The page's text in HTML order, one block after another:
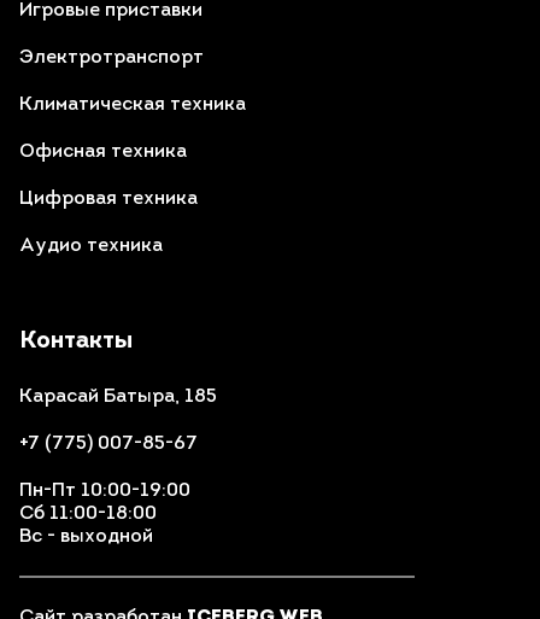
Контакты
Карасай Батыра, 185
+7 (775) 007-85-67
Пн-Пт 10:00-19:00
Сб 11:00-18:00
Вс - выходной
Игровые приставки
Электротранспорт
Климатическая техника
Офисная техника
Цифровая техника
Аудио техника